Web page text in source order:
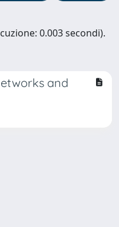
0.003 secondi).
and